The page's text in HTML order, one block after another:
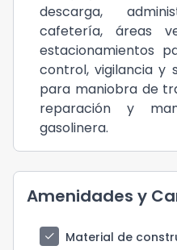
descarga,
cafetería, áreas
estacionamientos
control, vigilancia y
para maniobra de
reparación y
gasolinera.
Amenidades y
check Material de